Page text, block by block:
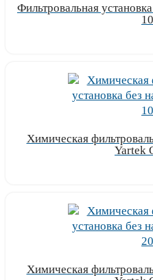
Фильтровальная
Химическая
Yartek
Химическая